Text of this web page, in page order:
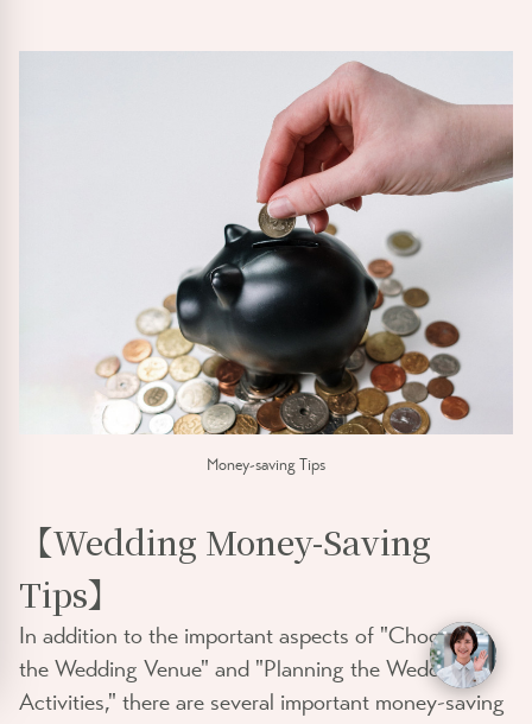
Money-saving Tips
【Wedding Money-Saving
Tips】
In addition to the important aspects of "Choosing
the Wedding Venue" and "Planning the Wedding
Activities," there are several important money-saving